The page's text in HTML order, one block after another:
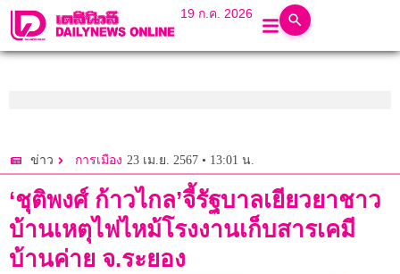
19 ก.ค. 2026
ข่าว การเมือง 23 เม.ย. 2567 • 13:01 น.
‘ชุติพงศ์ ก้าวไกล’จี้รัฐบาลเยียวยาชาว
บ้านเหตุไฟไหม้โรงงานเก็บสารเคมี
บ้านค่าย จ.ระยอง